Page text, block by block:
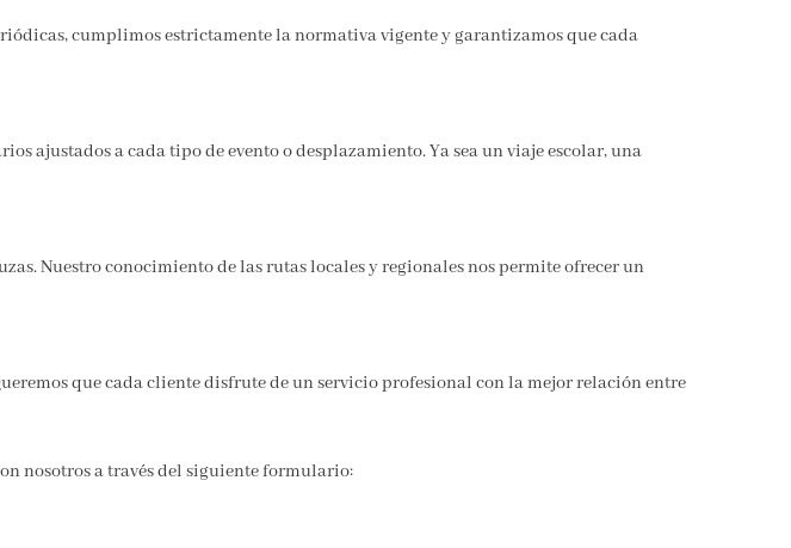
cumplimos estrictamente la normativa vigente y garantizamos que cada
ajustados a cada tipo de evento o desplazamiento. Ya sea un viaje escolar, una
Nuestro conocimiento de las rutas locales y regionales nos permite ofrecer un
que cada cliente disfrute de un servicio profesional con la mejor relación entre
nosotros a través del siguiente formulario: